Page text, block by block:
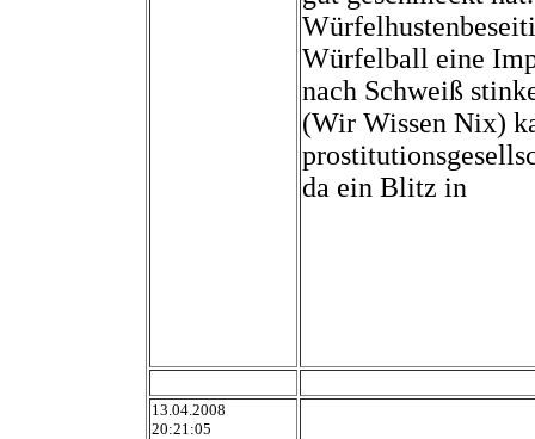
Würfelball eine
nach Schweiß
(Wir Wissen Nix)
da ein Blitz in
13.04.2008
20:21:05